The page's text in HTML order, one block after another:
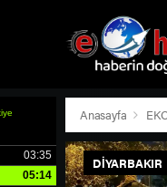
Anasayfa
DIYARBAKIR